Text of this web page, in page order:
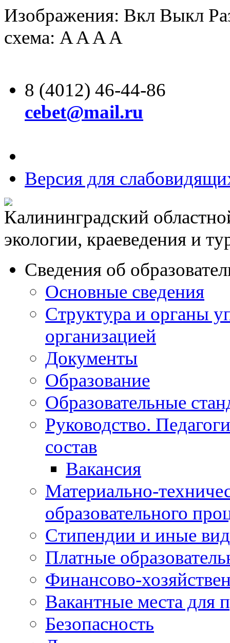
Изображения: Вкл Выкл
схема: AAAA
8 (4012) 46-44-86
cebet@mail.ru
Версия для
Калининградский
экологии, краеведения и
Сведения об
Основные сведения
Структура и органы
организацией
Документы
Образование
Образовательные
Руководство.
состав
Вакансия
Материально-
образовательного
Стипендии и иные
Платные
Финансово-
Вакантные места для
Безопасность